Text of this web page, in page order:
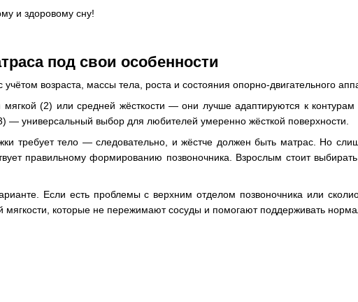
и здоровому сну!
под свои особенности
возраста, массы тела, роста и состояния опорно-двигательного
(2) или средней жёсткости — они лучше адаптируются к
— универсальный выбор для любителей умеренно жёсткой поверхности.
требует тело — следовательно, и жёстче должен быть матрас. Но
правильному формированию позвоночника. Взрослым стоит
Если есть проблемы с верхним отделом позвоночника или
которые не пережимают сосуды и помогают поддерживать